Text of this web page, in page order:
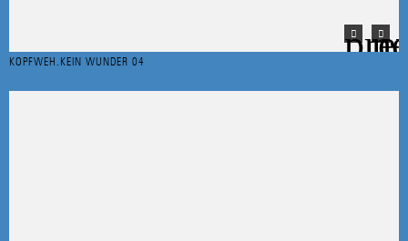
KOPFWEH.KEIN WUNDER 04